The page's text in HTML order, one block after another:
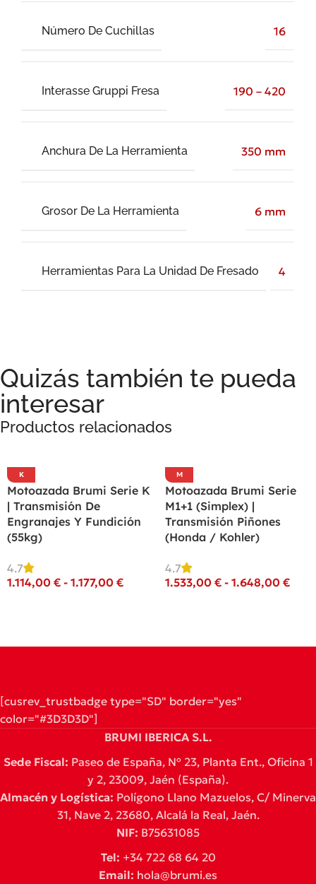
Número De Cuchillas 16
Interasse Gruppi Fresa 190 – 420
Anchura De La Herramienta 350 mm
Grosor De La Herramienta 6 mm
Herramientas Para La Unidad De Fresado 4
Productos relacionados
K
Motoazada Brumi Serie K
| Transmisión De
Engranajes Y Fundición
(55kg)
4.7
1.114,00 € - 1.177,00 €
M
Motoazada Brumi Serie
M1+1 (Simplex) |
Transmisión Piñones
(Honda / Kohler)
4.7
1.533,00 € - 1.648,00 €
Quizás también te pueda
interesar
[cusrev_trustbadge type="SD" border="yes"
color="#3D3D3D"]
BRUMI IBERICA S.L.
Sede Fiscal: Paseo de España, Nº 23, Planta Ent., Oficina 1
y 2, 23009, Jaén (España).
Almacén y Logística: Polígono Llano Mazuelos, C/ Minerva
31, Nave 2, 23680, Alcalá la Real, Jaén.
NIF: B75631085
Tel: +34 722 68 64 20
Email: hola@brumi.es